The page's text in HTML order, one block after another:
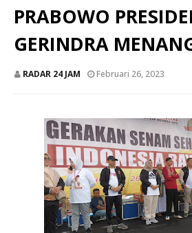
PRABOWO
GERINDRA
RADAR 24 JAM Februari 26, 2023